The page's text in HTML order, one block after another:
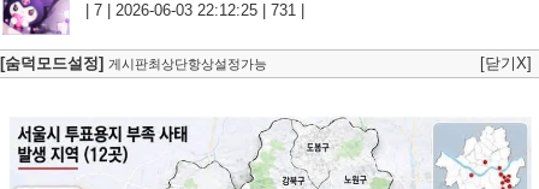
| 7 | 2026-06-03 22:12:25 | 731 |
[숨덕모드설정] 게시판최상단항상설정가능 [닫기X]